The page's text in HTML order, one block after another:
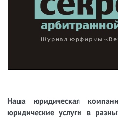
Наша юридическая
юридические услуги в